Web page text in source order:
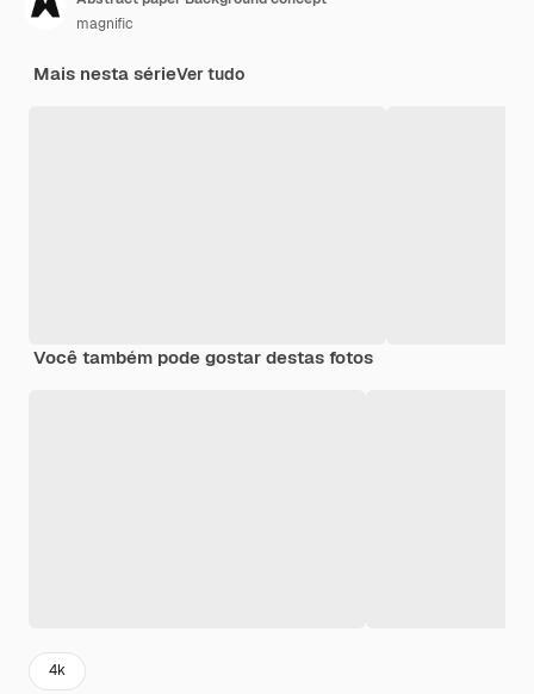
magnific
Mais nesta sérieVer tudo
Você também pode gostar destas fotos
4k